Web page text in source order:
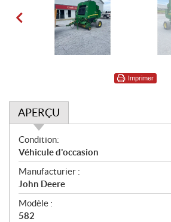
Imprimer
APERÇU
A
p
e
r
ç
u
Condition:
Véhicule d'occasion
Manufacturier :
John Deere
Modèle :
582